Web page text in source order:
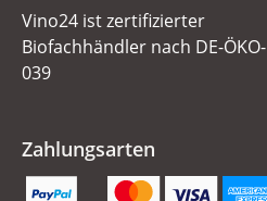
Vino24 ist zertifizierter
Biofachhändler nach DE-ÖKO-
039
Zahlungsarten